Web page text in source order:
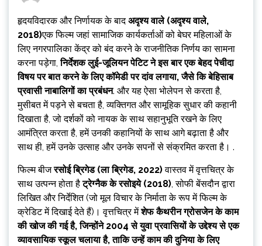
हृदयविदारक और निर्णायक के बादअदृश्य वाले (अदृश्य वाले,
2018)एक फिल्म जहां सामाजिक कार्यकर्ताओं को बेघर महिलाओं के
लिए नगरपालिका केंद्र को बंद करने के राजनीतिक निर्णय का सामना
करना पड़ेगा,निर्देशक लुई-जूलियन पेटिट ने इस बार एक बेहद पेचीदा
विषय पर बात करने के लिए कॉमेडी पर दांव लगाया, जैसे कि बेहिसाब
प्रवासी नाबालिगों का प्रबंधन. और यह ऐसा भोलेपन से करता है,
मुसीबत में पड़ने से बचता है, व्यक्तिगत और सामूहिक सुधार की कहानी
दिखाता है, जो दर्शकों को नायक के साथ सहानुभूति रखने के लिए
आमंत्रित करता है, हमें उनकी कहानियों के साथ आगे बढ़ाता है और
साथ ही, हमें उनके उत्साह और उनके सपनों से संक्रमित करता है। .
फिल्म बीजरसोई ब्रिगेड (ला ब्रिगेड, 2022)वास्तव में वृत्तचित्र के
साथ उत्पन्न होता हैट्रेग्नैक के रसोइये (2018), सोफी बेंसदौन द्वारा
लिखित और निर्देशित (जो मूल विचार के निर्माता के रूप में फिल्म के
क्रेडिट में दिखाई देते हैं)। वृत्तचित्र मेंशेफ कैथरीन ग्रोसजेन के काम
की खोज की गई है, जिन्होंने 2004 से युवा प्रवासियों के उद्देश्य से एक
व्यावसायिक स्कूल चलाया है, ताकि उन्हें काम की दुनिया के लिए